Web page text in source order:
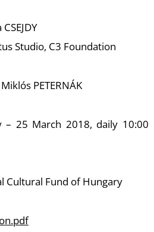
Studio, C3 Foundation
PETERNÁK
– 25 March 2018, daily 10:00
Cultural Fund of Hungary